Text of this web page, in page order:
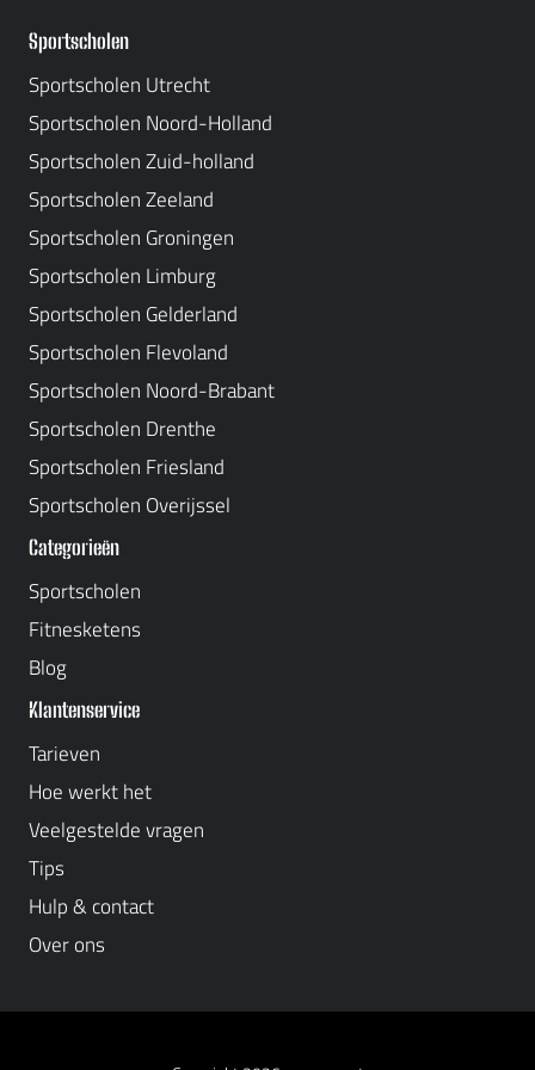
Sportscholen
Sportscholen Utrecht
Sportscholen Noord-Holland
Sportscholen Zuid-holland
Sportscholen Zeeland
Sportscholen Groningen
Sportscholen Limburg
Sportscholen Gelderland
Sportscholen Flevoland
Sportscholen Noord-Brabant
Sportscholen Drenthe
Sportscholen Friesland
Sportscholen Overijssel
Categorieën
Sportscholen
Fitnesketens
Blog
Klantenservice
Tarieven
Hoe werkt het
Veelgestelde vragen
Tips
Hulp & contact
Over ons